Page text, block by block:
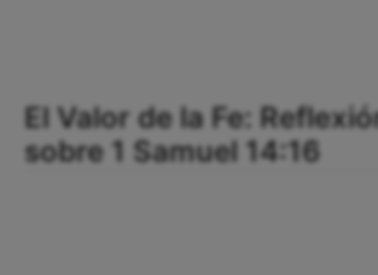
El Valor de la Fe:
sobre 1 Samuel 14:16